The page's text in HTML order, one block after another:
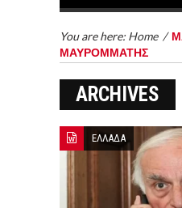
You are here: Home /
ΜΑΥΡΟΜΜΑΤΗΣ
ARCHIVES
ΕΛΛΑΔΑ